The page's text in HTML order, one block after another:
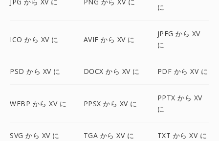
に
ICO から XV に AVIF から XV に
JPEG から XV
に
PSD から XV に DOCX から XV に PDF から XV に
WEBP から XV に PPSX から XV に
PPTX から XV
に
SVG から XV に TGA から XV に TXT から XV に